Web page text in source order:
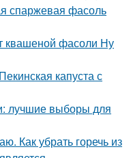
спаржевая фасоль
квашеной фасоли Ну
капуста с
лучшие выборы для
Как убрать горечь из